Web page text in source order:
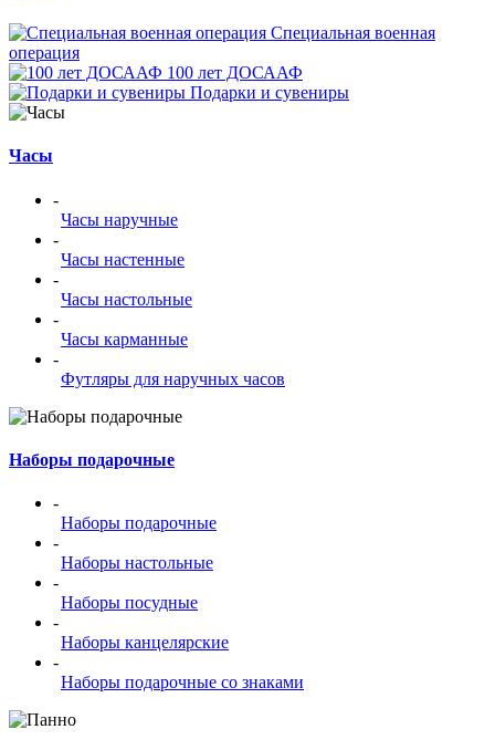
Специальная военная
операция
100 лет ДОСААФ
Подарки и сувениры
Часы
-
Часы наручные
-
Часы настенные
-
Часы настольные
-
Часы карманные
-
Футляры для наручных часов
Наборы подарочные
-
Наборы подарочные
-
Наборы настольные
-
Наборы посудные
-
Наборы канцелярские
-
Наборы подарочные со знаками